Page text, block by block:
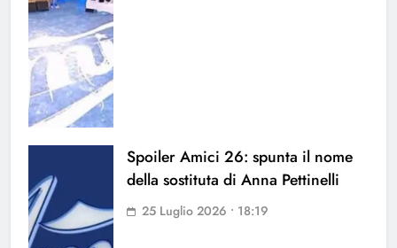
Spoiler Amici 26: spunta il nome
della sostituta di Anna Pettinelli
25 Luglio 2026 • 18:19